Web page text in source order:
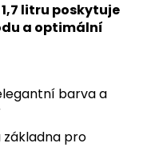
litru poskytuje
a optimální
barva a
základna pro